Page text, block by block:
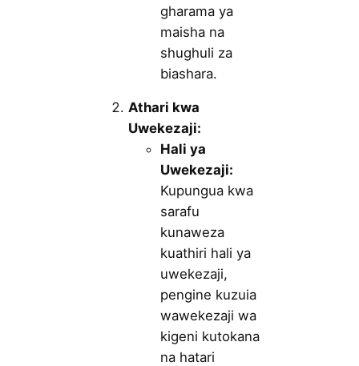
gharama ya
maisha na
shughuli za
biashara.
Athari kwa
Uwekezaji:
Hali ya
Uwekezaji:
Kupungua kwa
sarafu
kunaweza
kuathiri hali ya
uwekezaji,
pengine kuzuia
wawekezaji wa
kigeni kutokana
na hatari